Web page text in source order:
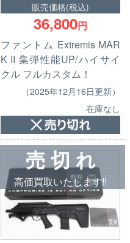
販売価格(税込)
36,800円
ファントム Extremis MAR
K II 集弾性能UP/ハイサイ
クル フルカスタム！
（2025年12月16日更新）
在庫なし
売 切 れ
高価買取いたします!!